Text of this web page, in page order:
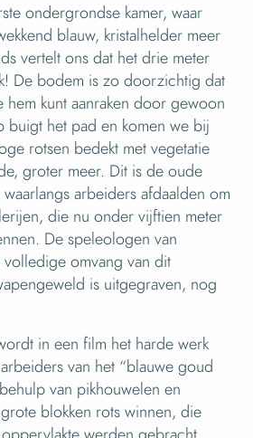
ondergrondse kamer, waar
blauw, kristalhelder meer
vertelt ons dat het drie meter
De bodem is zo doorzichtig dat
hem kunt aanraken door gewoon
buigt het pad en komen we bij
rotsen bedekt met vegetatie
groter meer. Dit is de oude
arbeiders afdaalden om
die nu onder vijftien meter
De speleologen van
omvang van dit
is uitgegraven, nog
in een film het harde werk
van het “blauwe goud
van pikhouwelen en
blokken rots winnen, die